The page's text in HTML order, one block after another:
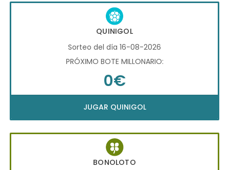
QUINIGOL
Sorteo del día 16-08-2026
PRÓXIMO BOTE MILLONARIO:
0€
JUGAR QUINIGOL
BONOLOTO